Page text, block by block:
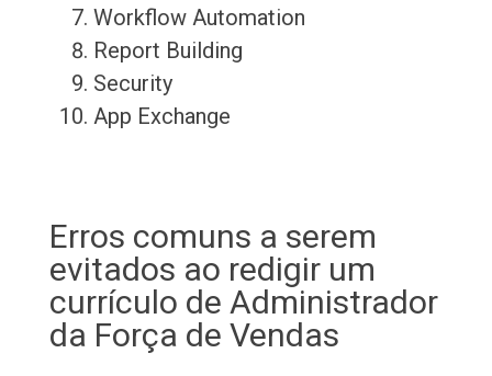
Workflow Automation
Report Building
Security
App Exchange
Erros comuns a serem
evitados ao redigir um
currículo de Administrador
da Força de Vendas